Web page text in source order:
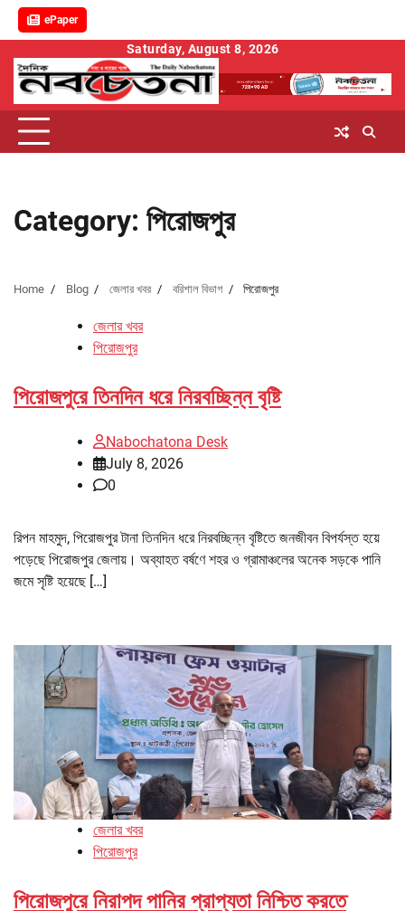
ePaper
content
Saturday, August 8, 2026
Category: পিরোজপুর
Home Blog জেলার খবর বরিশাল বিভাগ পিরোজপুর
জেলার খবর
পিরোজপুর
পিরোজপুরে তিনদিন ধরে নিরবচ্ছিন্ন বৃষ্টি
Nabochatona Desk
July 8, 2026
0
রিপন মাহমুদ, পিরোজপুর টানা তিনদিন ধরে নিরবচ্ছিন্ন বৃষ্টিতে জনজীবন বিপর্যস্ত হয়ে
পড়েছে পিরোজপুর জেলায়। অব্যাহত বর্ষণে শহর ও গ্রামাঞ্চলের অনেক সড়কে পানি
জমে সৃষ্টি হয়েছে […]
জেলার খবর
পিরোজপুর
পিরোজপুরে নিরাপদ পানির প্রাপ্যতা নিশ্চিত করতে